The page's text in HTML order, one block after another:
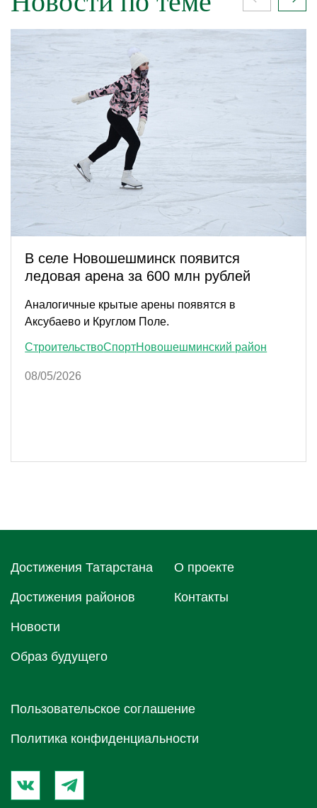
В селе Новошешминск появится
ледовая арена за 600 млн рублей
Аналогичные крытые арены появятся в
Аксубаево и Круглом Поле.
СтроительствоСпортНовошешминский район
08/05/2026
Достижения Татарстана
Достижения районов
Новости
Образ будущего
О проектe
Контакты
Пользовательское соглашение
Политика конфиденциальности